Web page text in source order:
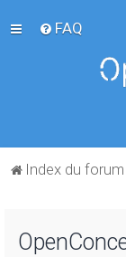
FAQ
Index du forum